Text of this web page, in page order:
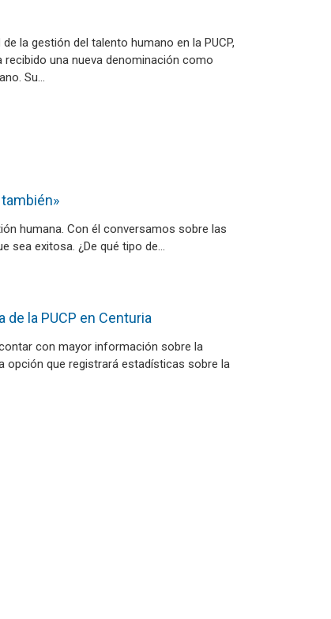
la gestión del talento humano en la PUCP,
una nueva denominación como
Su…
humana. Con él conversamos sobre las
sea exitosa. ¿De qué tipo de…
la PUCP en Centuria
con mayor información sobre la
opción que registrará estadísticas sobre la